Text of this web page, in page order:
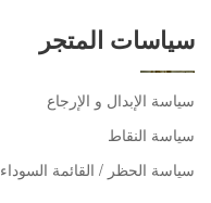
سياسات المتجر
سياسة الإبدال و الإرجاع
سياسة النقاط
سياسة الحظر / القائمة السوداء